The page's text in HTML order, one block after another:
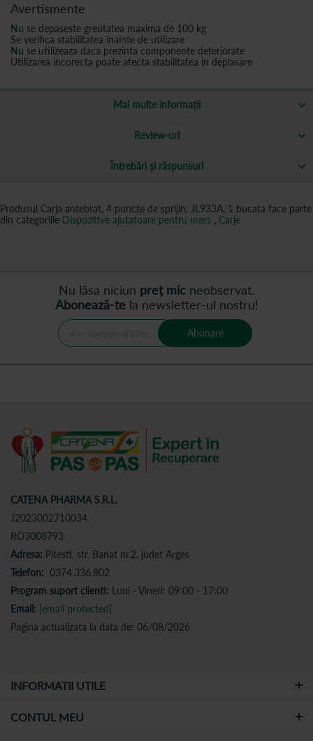
Avertismente
Nu se depaseste greutatea maxima de 100 kg
Se verifica stabilitatea inainte de utilizare
Nu se utilizeaza daca prezinta componente deteriorate
Utilizarea incorecta poate afecta stabilitatea in deplasare
Mai multe informații
Review-uri
Întrebări și răspunsuri
Produsul Carja antebrat, 4 puncte de sprijin, JL933A, 1 bucata face parte
din categoriile Dispozitive ajutatoare pentru mers , Carje
Nu lăsa niciun preț mic neobservat.
Abonează-tela newsletter-ul nostru!
Abonare
CATENA PHARMA S.R.L.
J2023002710034
RO3008793
Adresa: Pitesti, str. Banat nr.2, judet Arges
Telefon: 0374.336.802
Program suport clienti: Luni - Vineri: 09:00 - 17:00
Email: [email protected]
Pagina actualizata la data de: 06/08/2026
INFORMATII UTILE
CONTUL MEU